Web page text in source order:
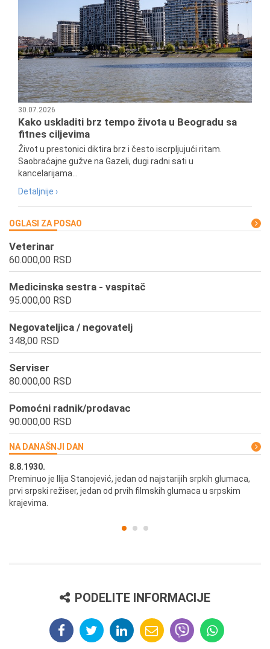
30.07.2026
Kako uskladiti brz tempo života u Beogradu sa
fitnes ciljevima
Život u prestonici diktira brz i često iscrpljujući ritam.
Saobraćajne gužve na Gazeli, dugi radni sati u
kancelarijama...
Detaljnije ›
OGLASI ZA POSAO
Veterinar
60.000,00 RSD
Medicinska sestra - vaspitač
95.000,00 RSD
Negovateljica / negovatelj
348,00 RSD
Serviser
80.000,00 RSD
Pomoćni radnik/prodavac
90.000,00 RSD
NA DANAŠNJI DAN
8.8.1930.
Preminuo je Ilija Stanojević, jedan od najstarijih srpkih glumaca,
prvi srpski režiser, jedan od prvih filmskih glumaca u srpskim
krajevima.
PODELITE INFORMACIJE